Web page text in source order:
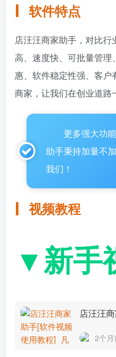
软件特点
店汪汪商家助手，对比
高、速度快、可批量管
惠、软件稳定性强、客户
商家，让我们在创业道路
更多强大功能
助手秉持加量不
我们！
视频教程
▼新手
店汪汪
2个月